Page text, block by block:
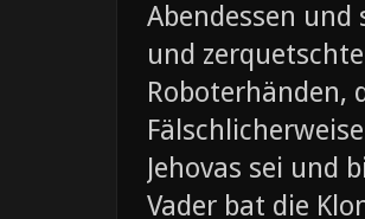
Abendessen
und
Roboterhänden,
Jehovas sei und
Vader bat die